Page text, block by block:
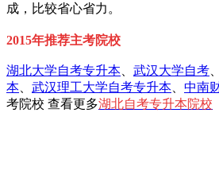
成，比较省心省力。
2015年推荐主考院校
湖北大学自考专升本 武汉大学自考
本
武汉理工大学自考专升本 中南
考院校 查看更多湖北自考专升本院校